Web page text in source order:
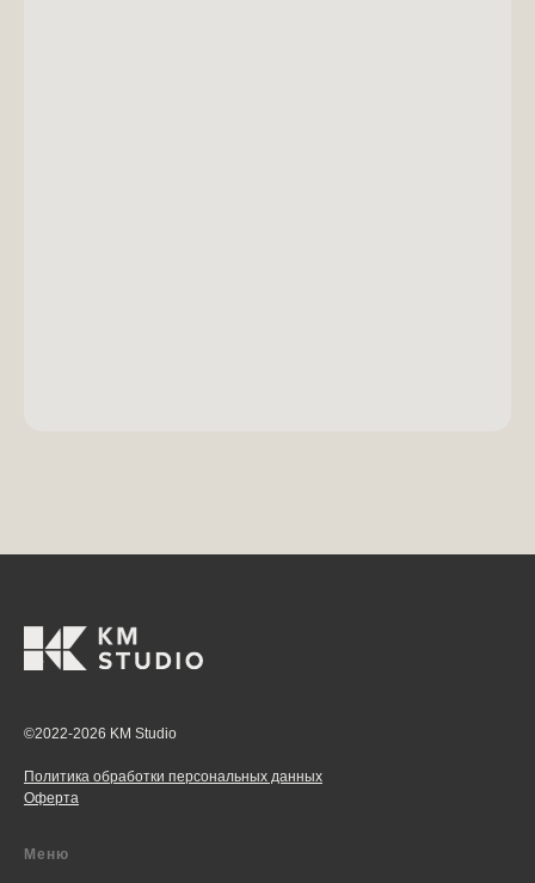
©2022-2026 KM Studio
Политика обработки персональных данных
Оферта
Меню